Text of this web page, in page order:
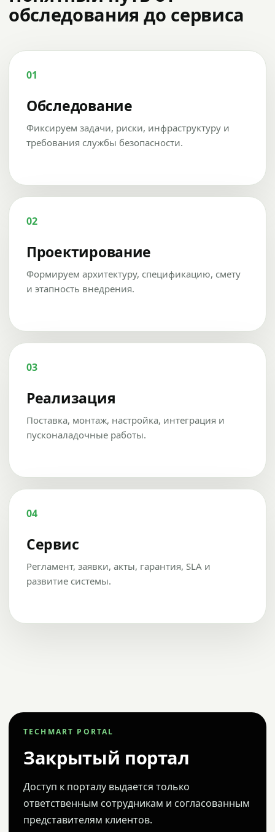
обследования до сервиса
01
Обследование
Фиксируем задачи, риски, инфраструктуру и
требования службы безопасности.
02
Проектирование
Формируем архитектуру, спецификацию, смету
и этапность внедрения.
03
Реализация
Поставка, монтаж, настройка, интеграция и
пусконаладочные работы.
04
Сервис
Регламент, заявки, акты, гарантия, SLA и
развитие системы.
TECHMART PORTAL
Закрытый портал
Доступ к порталу выдается только
ответственным сотрудникам и согласованным
представителям клиентов.